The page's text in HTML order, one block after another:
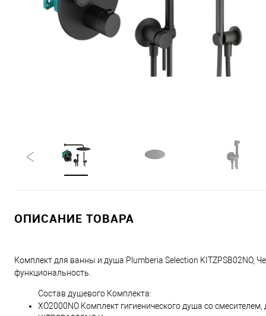
ОПИСАНИЕ ТОВАРА
Комплект для ванны и душа Plumberia Selection KITZPSB02NO,
функциональность.
Состав душевого Комплекта:
XO2000NO Комплект гигиенического душа со